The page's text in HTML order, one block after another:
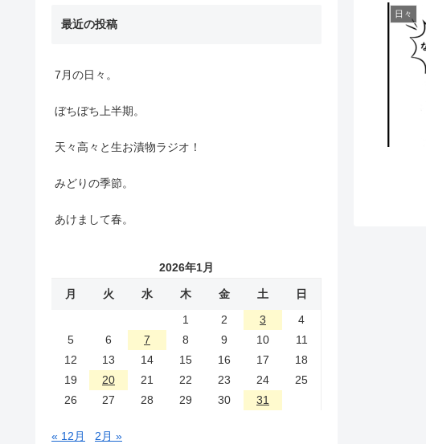
日々
最近の投稿
7月の日々。
ぼちぼち上半期。
天々高々と生お漬物ラジオ！
みどりの季節。
あけまして春。
2026年1月
月 火 水 木 金 土
日
1
2 3
4
5
6 7 8 9 10
11
12
13 14 15 16 17
18
19
20 21 22 23 24
25
26
27 28 29 30 31
« 12月 2月 »